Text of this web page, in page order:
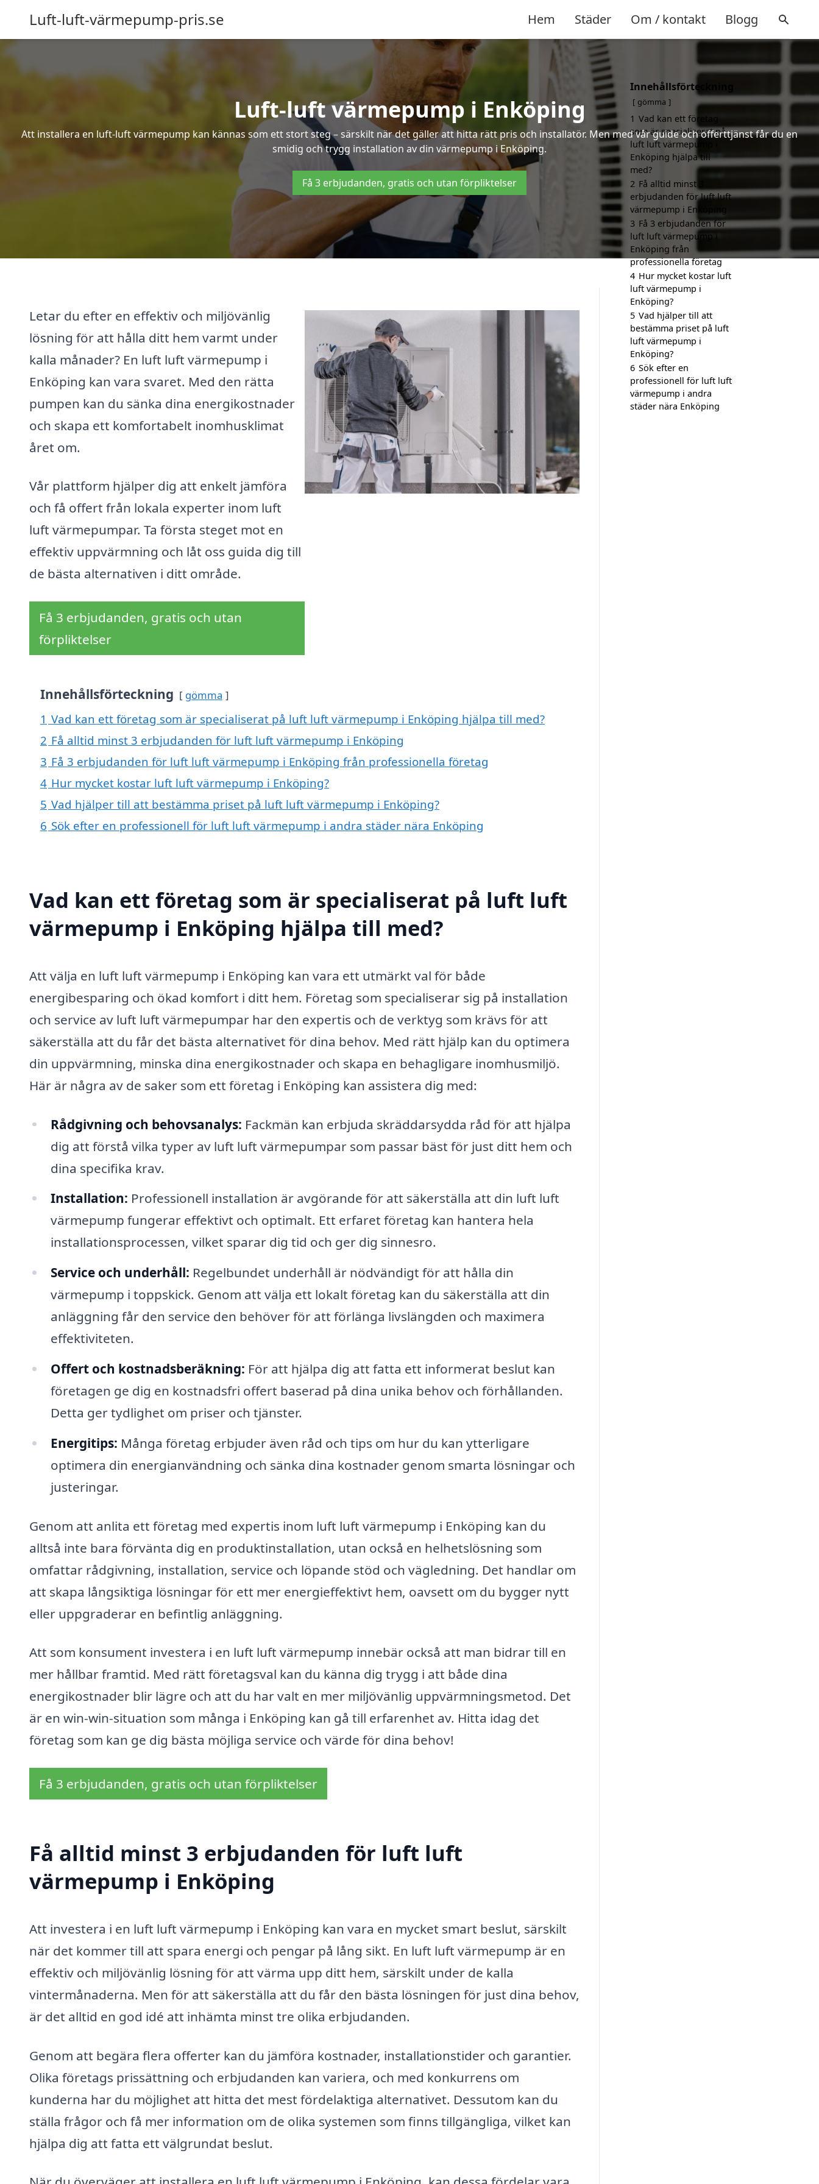
Luft-luft-värmepump-pris.se Hem Städer Om / kontakt Blogg
Luft-luft värmepump i Enköping
Att installera en luft-luft värmepump kan kännas som ett stort steg – särskilt när det gäller att hitta rätt pris och installatör. Men med vår guide och offerttjänst får du en
smidig och trygg installation av din värmepump i Enköping.
Få 3 erbjudanden, gratis och utan förpliktelser
Letar du efter en effektiv och miljövänlig
lösning för att hålla ditt hem varmt under
kalla månader? En luft luft värmepump i
Enköping kan vara svaret. Med den rätta
pumpen kan du sänka dina energikostnader
och skapa ett komfortabelt inomhusklimat
året om.
Vår plattform hjälper dig att enkelt jämföra
och få offert från lokala experter inom luft
luft värmepumpar. Ta första steget mot en
effektiv uppvärmning och låt oss guida dig till
de bästa alternativen i ditt område.
Få 3 erbjudanden, gratis och utan
förpliktelser
Innehållsförteckning gömma
1 Vad kan ett företag som är specialiserat på luft luft värmepump i Enköping hjälpa till med?
2 Få alltid minst 3 erbjudanden för luft luft värmepump i Enköping
3 Få 3 erbjudanden för luft luft värmepump i Enköping från professionella företag
4 Hur mycket kostar luft luft värmepump i Enköping?
5 Vad hjälper till att bestämma priset på luft luft värmepump i Enköping?
6 Sök efter en professionell för luft luft värmepump i andra städer nära Enköping
Vad kan ett företag som är specialiserat på luft luft
värmepump i Enköping hjälpa till med?
Att välja en luft luft värmepump i Enköping kan vara ett utmärkt val för både
energibesparing och ökad komfort i ditt hem. Företag som specialiserar sig på installation
och service av luft luft värmepumpar har den expertis och de verktyg som krävs för att
säkerställa att du får det bästa alternativet för dina behov. Med rätt hjälp kan du optimera
din uppvärmning, minska dina energikostnader och skapa en behagligare inomhusmiljö.
Här är några av de saker som ett företag i Enköping kan assistera dig med:
Rådgivning och behovsanalys: Fackmän kan erbjuda skräddarsydda råd för att hjälpa
dig att förstå vilka typer av luft luft värmepumpar som passar bäst för just ditt hem och
dina specifika krav.
Installation: Professionell installation är avgörande för att säkerställa att din luft luft
värmepump fungerar effektivt och optimalt. Ett erfaret företag kan hantera hela
installationsprocessen, vilket sparar dig tid och ger dig sinnesro.
Service och underhåll: Regelbundet underhåll är nödvändigt för att hålla din
värmepump i toppskick. Genom att välja ett lokalt företag kan du säkerställa att din
anläggning får den service den behöver för att förlänga livslängden och maximera
effektiviteten.
Offert och kostnadsberäkning: För att hjälpa dig att fatta ett informerat beslut kan
företagen ge dig en kostnadsfri offert baserad på dina unika behov och förhållanden.
Detta ger tydlighet om priser och tjänster.
Energitips: Många företag erbjuder även råd och tips om hur du kan ytterligare
optimera din energianvändning och sänka dina kostnader genom smarta lösningar och
justeringar.
Genom att anlita ett företag med expertis inom luft luft värmepump i Enköping kan du
alltså inte bara förvänta dig en produktinstallation, utan också en helhetslösning som
omfattar rådgivning, installation, service och löpande stöd och vägledning. Det handlar om
att skapa långsiktiga lösningar för ett mer energieffektivt hem, oavsett om du bygger nytt
eller uppgraderar en befintlig anläggning.
Att som konsument investera i en luft luft värmepump innebär också att man bidrar till en
mer hållbar framtid. Med rätt företagsval kan du känna dig trygg i att både dina
energikostnader blir lägre och att du har valt en mer miljövänlig uppvärmningsmetod. Det
är en win-win-situation som många i Enköping kan gå till erfarenhet av. Hitta idag det
företag som kan ge dig bästa möjliga service och värde för dina behov!
Få 3 erbjudanden, gratis och utan förpliktelser
Få alltid minst 3 erbjudanden för luft luft
värmepump i Enköping
Att investera i en luft luft värmepump i Enköping kan vara en mycket smart beslut, särskilt
när det kommer till att spara energi och pengar på lång sikt. En luft luft värmepump är en
effektiv och miljövänlig lösning för att värma upp ditt hem, särskilt under de kalla
vintermånaderna. Men för att säkerställa att du får den bästa lösningen för just dina behov,
är det alltid en god idé att inhämta minst tre olika erbjudanden.
Genom att begära flera offerter kan du jämföra kostnader, installationstider och garantier.
Olika företags prissättning och erbjudanden kan variera, och med konkurrens om
kunderna har du möjlighet att hitta det mest fördelaktiga alternativet. Dessutom kan du
ställa frågor och få mer information om de olika systemen som finns tillgängliga, vilket kan
hjälpa dig att fatta ett välgrundat beslut.
Innehållsförteckning
gömma
1 Vad kan ett företag
som är specialiserat på
luft luft värmepump i
Enköping hjälpa till
med?
2 Få alltid minst 3
erbjudanden för luft luft
värmepump i Enköping
3 Få 3 erbjudanden för
luft luft värmepump i
Enköping från
professionella företag
4 Hur mycket kostar luft
luft värmepump i
Enköping?
5 Vad hjälper till att
bestämma priset på luft
luft värmepump i
Enköping?
6 Sök efter en
professionell för luft luft
värmepump i andra
städer nära Enköping